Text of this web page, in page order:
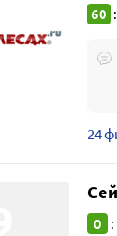
60 :
24
0 :